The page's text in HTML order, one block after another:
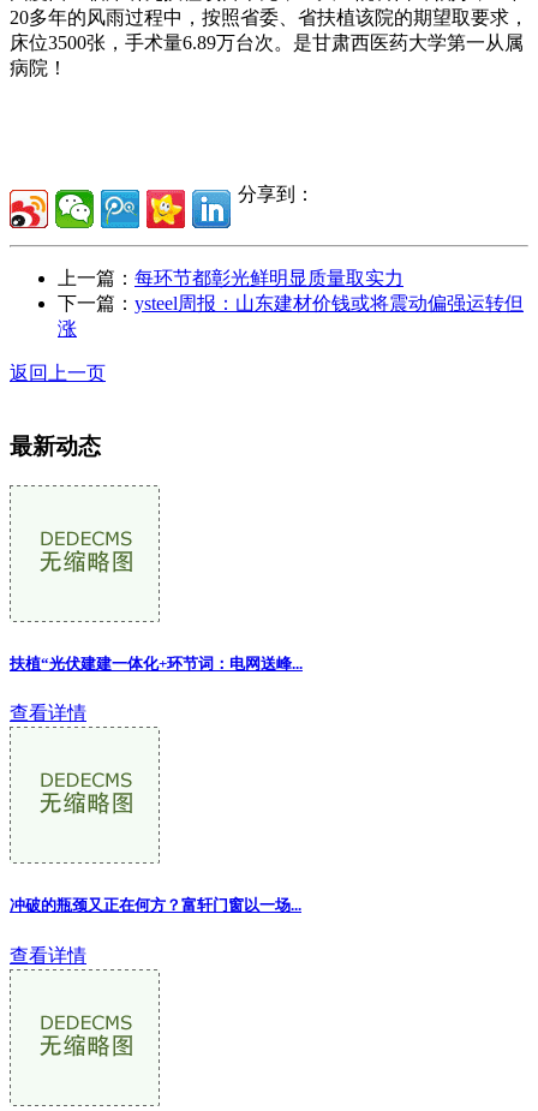
20多年的风雨过程中，按照省委、省扶植该院的期望取要求，
床位3500张，手术量6.89万台次。是甘肃西医药大学第一从属
病院！
分享到：
上一篇： 每环节都彰光鲜明显质量取实力
下一篇： ysteel周报：山东建材价钱或将震动偏强运转但
涨
返回上一页
最新动态
扶植“光伏建建一体化+环节词：电网送峰...
查看详情
冲破的瓶颈又正在何方？富轩门窗以一场...
查看详情